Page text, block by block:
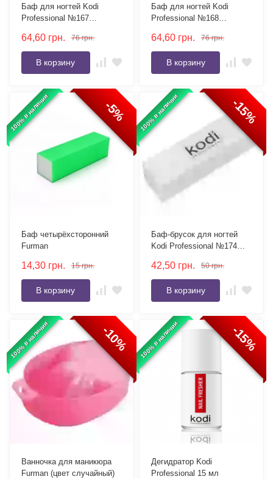
Баф для ногтей Kodi
Professional №167
64,60 грн. 76 грн.
В корзину
Баф для ногтей Kodi
Professional №168
64,60 грн. 76 грн.
В корзину
100% в наличии -5%
Баф четырёхсторонний
Furman
14,30 грн. 15 грн.
В корзину
100% в наличии -15%
Баф-брусок для ногтей
Kodi Professional №174
42,50 грн. 50 грн.
В корзину
100% в наличии -10%
Ванночка для маникюра
Furman (цвет случайный)
100% в наличии -15%
Дегидратор Kodi
Professional 15 мл